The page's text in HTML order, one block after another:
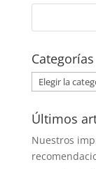
Categorías
Categorías
Últimos
Nuestros